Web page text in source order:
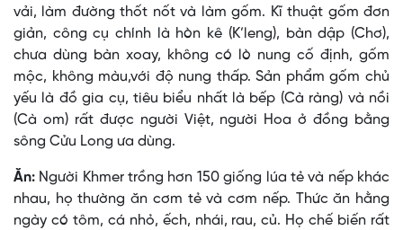
vải, làm đường thốt nốt và làm gốm. Kĩ thuật gốm đơn
giản, công cụ chính là hòn kê (K’leng), bàn dập (Chơ),
chưa dùng bàn xoay, không có lò nung cố định, gốm
mộc, không màu,với độ nung thấp. Sản phẩm gốm chủ
yếu là đồ gia cụ, tiêu biểu nhất là bếp (Cà ràng) và nồi
(Cà om) rất được người Việt, người Hoa ở đồng bằng
sông Cửu Long ưa dùng.
Ăn: Người Khmer trồng hơn 150 giống lúa tẻ và nếp khác
nhau, họ thường ăn cơm tẻ và cơm nếp. Thức ăn hằng
ngày có tôm, cá nhỏ, ếch, nhái, rau, củ. Họ chế biến rất